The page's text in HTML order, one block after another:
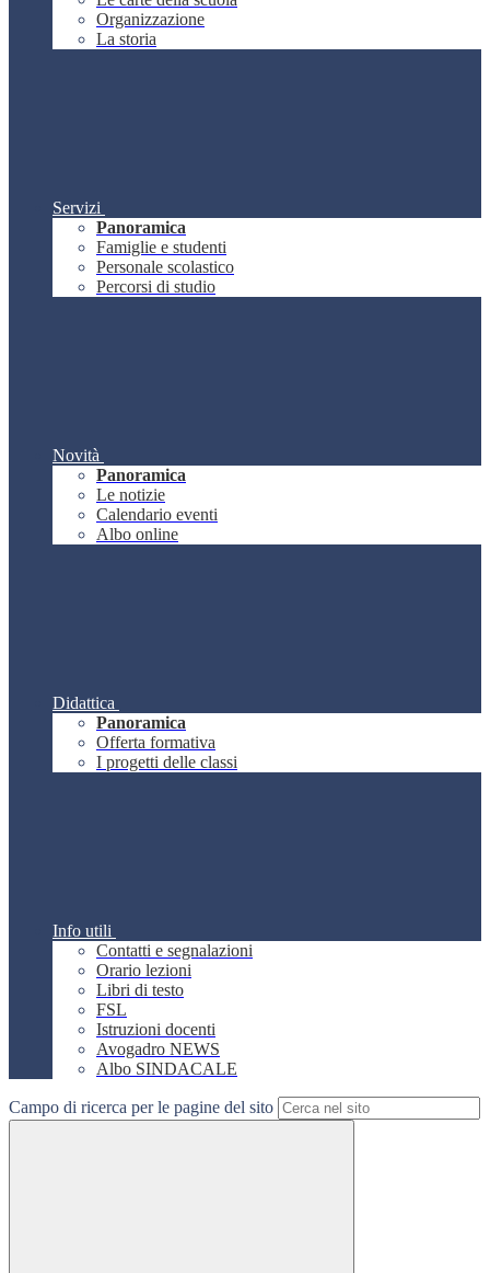
Organizzazione
La storia
Servizi
Panoramica
Famiglie e studenti
Personale scolastico
Percorsi di studio
Novità
Panoramica
Le notizie
Calendario eventi
Albo online
Didattica
Panoramica
Offerta formativa
I progetti delle classi
Info utili
Contatti e segnalazioni
Orario lezioni
Libri di testo
FSL
Istruzioni docenti
Avogadro NEWS
Albo SINDACALE
Campo di ricerca per le pagine del sito